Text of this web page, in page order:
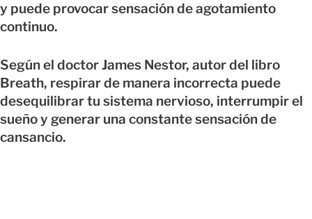
y puede provocar sensación de agotamiento
continuo.
Según el doctor James Nestor, autor del libro
Breath, respirar de manera incorrecta puede
desequilibrar tu sistema nervioso, interrumpir el
sueño y generar una constante sensación de
cansancio.